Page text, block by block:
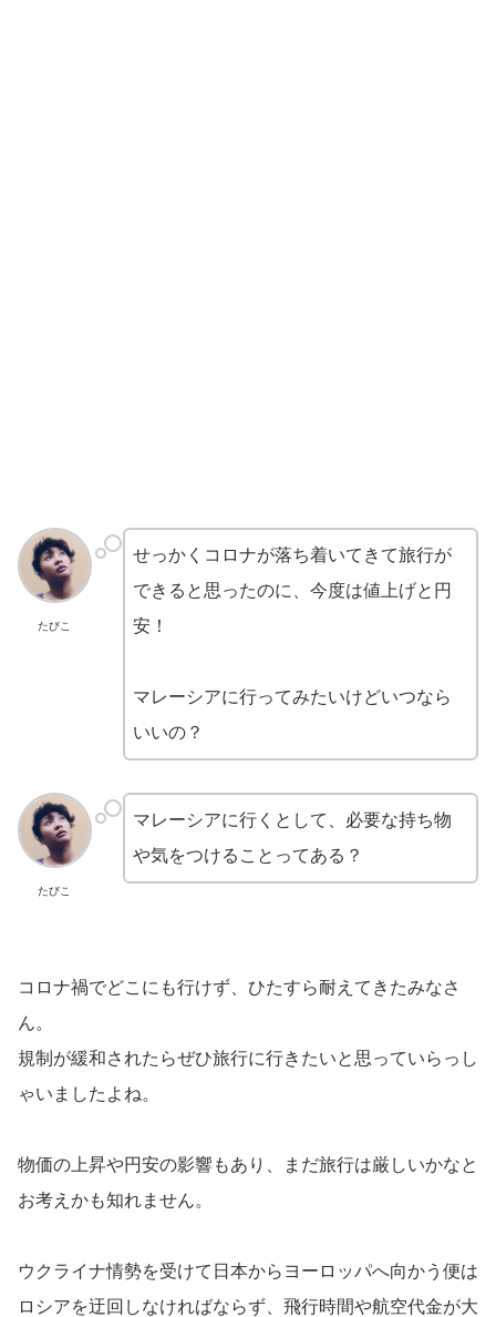
たびこ
せっかくコロナが落ち着いてきて旅行が
できると思ったのに、今度は値上げと円
安！
マレーシアに行ってみたいけどいつなら
いいの？
たびこ
マレーシアに行くとして、必要な持ち物
や気をつけることってある？
コロナ禍でどこにも行けず、ひたすら耐えてきたみなさ
ん。
規制が緩和されたらぜひ旅行に行きたいと思っていらっし
ゃいましたよね。
物価の上昇や円安の影響もあり、まだ旅行は厳しいかなと
お考えかも知れません。
ウクライナ情勢を受けて日本からヨーロッパへ向かう便は
ロシアを迂回しなければならず、飛行時間や航空代金が大